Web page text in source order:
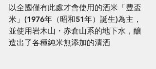
以全國僅有此處才會使用的酒米「豊盃
米」(1976年（昭和51年）誕生)為主，
並使用岩木山・赤倉山系的地下水，釀
造出了各種純米無添加的清酒